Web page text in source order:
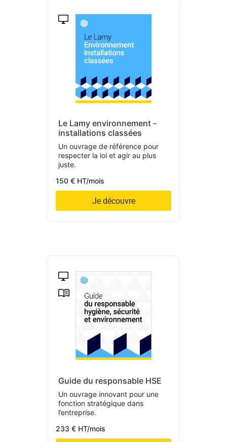
Le Lamy environnement -
installations classées
Un ouvrage de référence pour
respecter la loi et agir au plus
juste.
150 € HT/mois
Je découvre
Guide du responsable HSE
Un ouvrage innovant pour une
fonction stratégique dans
l’entreprise.
233 € HT/mois